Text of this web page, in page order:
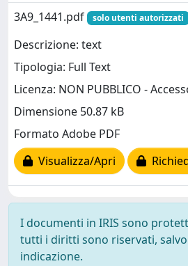
3A9_1441.pdf
solo utenti autorizzati
Descrizione: text
Tipologia: Full Text
Licenza: NON PUBBLICO -
Dimensione 50.87 kB
Formato Adobe PDF
Visualizza/Apri
I documenti in IRIS sono
tutti i diritti sono riservati,
indicazione.